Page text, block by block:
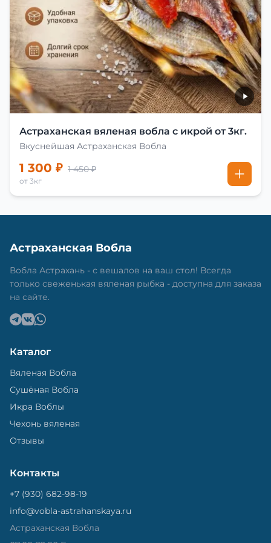
Астраханская вяленая вобла с икрой от 3кг.
Вкуснейшая Астраханская Вобла
1 300 ₽ 1 450 ₽
от 3кг
Астраханская Вобла
Вобла Астрахань - с вешалов на ваш стол! Всегда
только свеженькая вяленая рыбка - доступна для заказа
на сайте.
Каталог
Вяленая Вобла
Сушёная Вобла
Икра Воблы
Чехонь вяленая
Отзывы
Контакты
+7 (930) 682-98-19
info@vobla-astrahanskaya.ru
Астраханская Вобла